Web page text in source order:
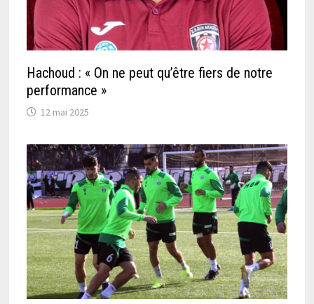
Hachoud : « On ne peut qu’être fiers de notre
performance »
12 mai 2025